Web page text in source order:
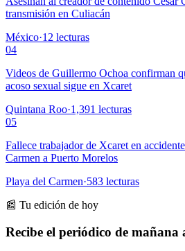
transmisión en Culiacán
México·12 lecturas
04
Videos de Guillermo Ochoa confirman
acoso sexual sigue en Xcaret
Quintana Roo·1,391 lecturas
05
Fallece trabajador de Xcaret en
Carmen a Puerto Morelos
Playa del Carmen·583 lecturas
📰 Tu edición de hoy
Recibe el periódico de mañana